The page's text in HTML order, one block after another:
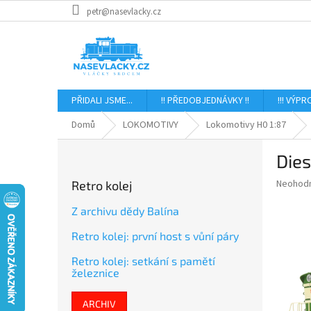
na
petr@nasevlacky.cz
PŘIDALI JSME... !! PŘEDOBJEDNÁVKY !! !!!
Domů
LOKOMOTIVY Lokomotivy H0 1:87
Retro kolej
Z archivu dědy Balína
Retro kolej: první host s vůní páry
Retro kolej: setkání s pamětí
železnice
ARCHIV